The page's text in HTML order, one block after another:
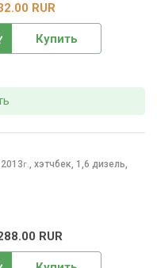
RUR
Купить
г., хэтчбек, 1,6 дизель,
RUR